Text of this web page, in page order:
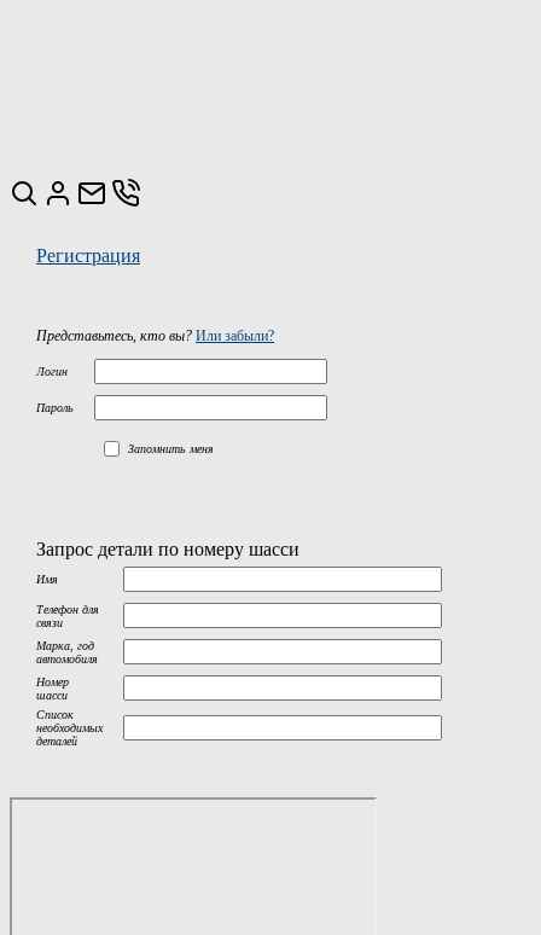
Регистрация
Представьтесь, кто вы? Или забыли?
Логин
Пароль
Запомнить меня
Запрос детали по номеру шасси
Имя
Телефон для
связи
Марка, год
автомобиля
Номер
шасси
Список
необходимых
деталей